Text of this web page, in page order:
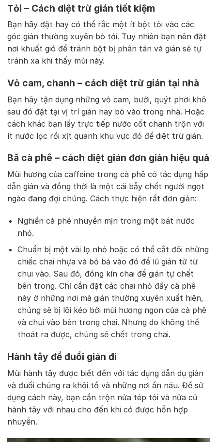
Tỏi – Cách diệt trừ gián tiết kiệm
Bạn hãy đặt hay có thể rắc một ít bột tỏi vào các
góc gián thường xuyên bò tới. Tuy nhiên bạn nên đặt
nơi khuất gió để tránh bột bị phân tán và gián sẽ tự
tránh xa khi thấy mùi này.
Vỏ cam, chanh – cách diệt trừ gián tại nhà
Bạn hãy tận dụng những vỏ cam, bưởi, quýt phơi khô
sau đó đặt tại vị trí gián hay bò vào trong nhà. Hoặc
cách khác bạn lấy trực tiếp nước cốt chanh trộn với
ít nước lọc rồi xịt quanh khu vực đó để diệt trừ gián.
Bã cà phê – cách diệt gián đơn giản hiệu quả
Mùi hương của caffeine trong cà phê có tác dụng hấp
dẫn gián và đồng thời là một cái bẫy chết người ngọt
ngào đang đợi chúng. Cách thực hiện rất đơn giản:
Nghiền cà phê nhuyễn mịn trong một bát nước
nhỏ.
Chuẩn bị một vài lọ nhỏ hoặc có thể cắt đôi những
chiếc chai nhựa và bỏ bả vào đó để lũ gián từ từ
chui vào. Sau đó, đóng kín chai để gián tự chết
bên trong. Chỉ cần đặt các chai nhỏ đầy cà phê
này ở những nơi mà gián thường xuyên xuất hiện,
chúng sẽ bị lôi kéo bởi mùi hương ngon của cà phê
và chui vào bên trong chai. Nhưng do không thể
thoát ra được, chúng sẽ chết trong chai.
Hành tây để đuổi gián đi
Mùi hành tây được biết đến với tác dụng dẫn dụ gián
và đuổi chúng ra khỏi tổ và những nơi ẩn náu. Để sử
dụng cách này, bạn cần trộn nửa tép tỏi và nửa củ
hành tây với nhau cho đến khi có được hỗn hợp
nhuyễn.